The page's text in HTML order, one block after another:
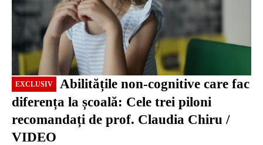
EXCLUSIV
diferența la școală: Cele trei piloni
recomandați de prof. Claudia Chiru /
VIDEO